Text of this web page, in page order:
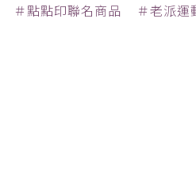
＃點點印聯名商品 ＃老派運